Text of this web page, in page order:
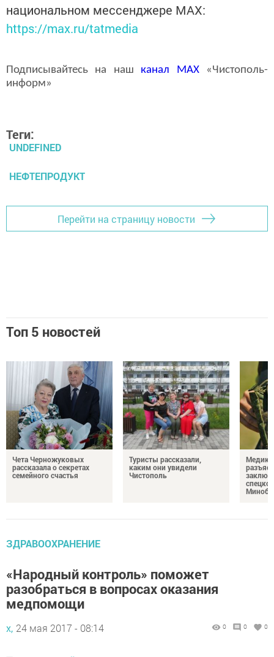
национальном мессенджере MАХ:
https://max.ru/tatmedia
Подписывайтесь на наш канал MAX«Чистополь-
информ»
Теги:
UNDEFINED
НЕФТЕПРОДУКТ
Перейти на страницу новости
Топ 5 новостей
Чета Черножуковых
рассказала о секретах
семейного счастья
Туристы рассказали,
каким они увидели
Чистополь
ЗДРАВООХРАНЕНИЕ
«Народный контроль» поможет
разобраться в вопросах оказания
медпомощи
х, 24 мая 2017 - 08:14 0 0 0